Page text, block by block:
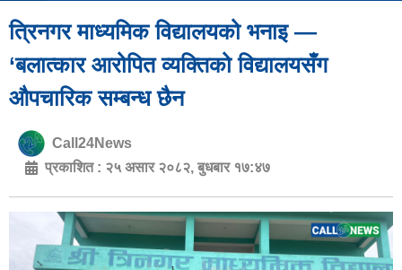
त्रिनगर माध्यमिक विद्यालयको भनाइ —
‘बलात्कार आरोपित व्यक्तिको विद्यालयसँग
औपचारिक सम्बन्ध छैन
Call24News
प्रकाशित : २५ असार २०८२, बुधबार १७:४७